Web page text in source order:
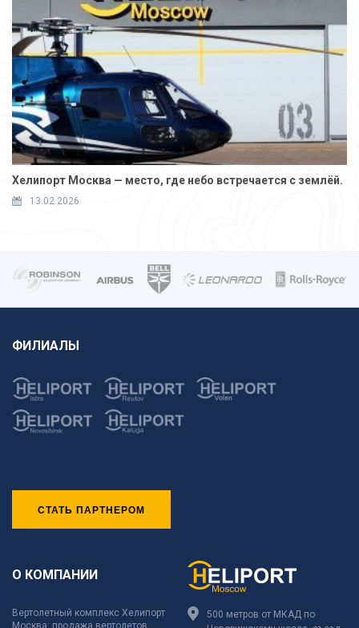
Хелипорт Москва — место, где небо встречается с землёй.
13.02.2026
ФИЛИАЛЫ
СТАТЬ ПАРТНЕРОМ
О КОМПАНИИ
Вертолетный комплекс Хелипорт
Москва: продажа вертолетов,
500 метров от МКАД по